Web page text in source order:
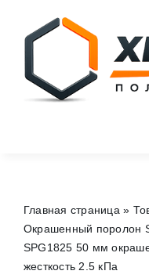
content
Главная страница »
Окрашенный поролон
SPG1825 50 мм
жесткость 2.5 кПа